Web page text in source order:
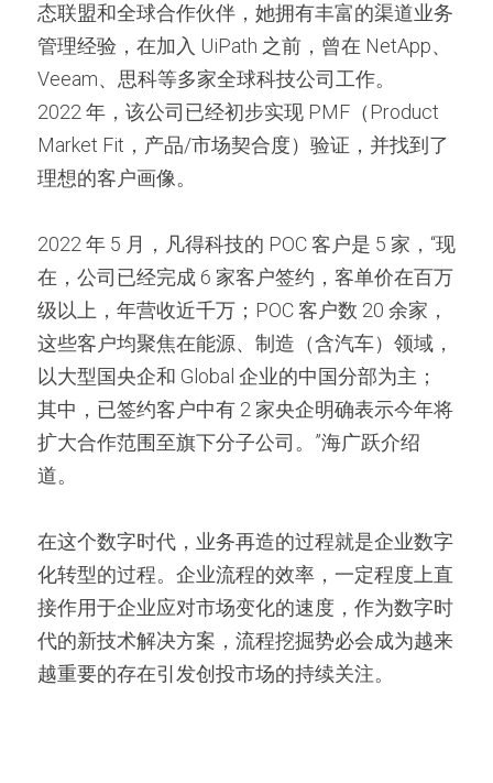
态联盟和全球合作伙伴，她拥有丰富的渠道业务
管理经验，在加入 UiPath 之前，曾在 NetApp、
Veeam、思科等多家全球科技公司工作。
2022 年，该公司已经初步实现 PMF（Product
Market Fit，产品/市场契合度）验证，并找到了
理想的客户画像。
2022 年 5 月，凡得科技的 POC 客户是 5 家，“现
在，公司已经完成 6 家客户签约，客单价在百万
级以上，年营收近千万；POC 客户数 20 余家，
这些客户均聚焦在能源、制造（含汽车）领域，
以大型国央企和 Global 企业的中国分部为主；
其中，已签约客户中有 2 家央企明确表示今年将
扩大合作范围至旗下分子公司。”海广跃介绍
道。
在这个数字时代，业务再造的过程就是企业数字
化转型的过程。企业流程的效率，一定程度上直
接作用于企业应对市场变化的速度，作为数字时
代的新技术解决方案，流程挖掘势必会成为越来
越重要的存在引发创投市场的持续关注。